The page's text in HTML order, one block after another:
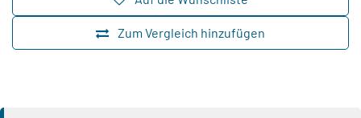
Zum Vergleich hinzufügen